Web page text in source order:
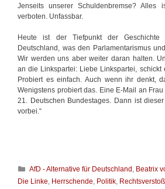
Jenseits unserer Schuldenbremse? Alles
verboten. Unfassbar.
Heute ist der Tiefpunkt der Geschichte
Deutschland, was den Parlamentarismus
Wir werden uns aber weiter daran halten.
an die Linkspartei: Liebe Linkspartei, schickt
Probiert es einfach. Auch wenn ihr denkt,
Wenigstens probiert das. Eine E-Mail an
21. Deutschen Bundestages. Dann ist
vorbei.“
K
a
AfD - Alternative für Deutschland , Beatrix
Die Linke, Herrschende, Politik, Rechtsverstoß